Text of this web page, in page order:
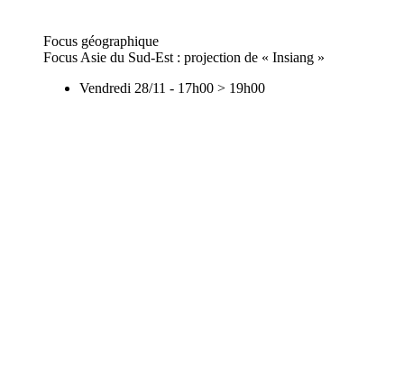
Focus géographique
Focus Asie du Sud-Est : projection de « Insiang »
Vendredi 28/11 - 17h00 > 19h00